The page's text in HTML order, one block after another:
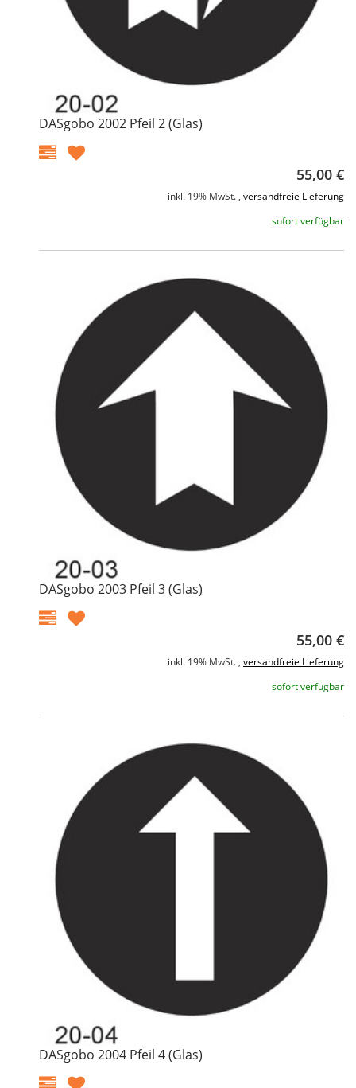
DASgobo 2002 Pfeil 2 (Glas)
55,00 €
inkl. 19% MwSt. , versandfreie Lieferung
sofort verfügbar
DASgobo 2003 Pfeil 3 (Glas)
55,00 €
inkl. 19% MwSt. , versandfreie Lieferung
sofort verfügbar
DASgobo 2004 Pfeil 4 (Glas)